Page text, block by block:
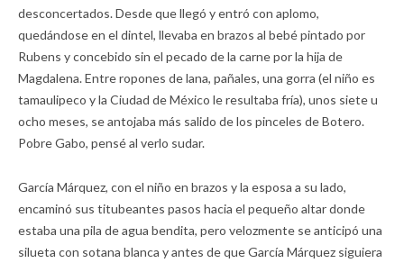
desconcertados. Desde que llegó y entró con aplomo,
quedándose en el dintel, llevaba en brazos al bebé pintado por
Rubens y concebido sin el pecado de la carne por la hija de
Magdalena. Entre ropones de lana, pañales, una gorra (el niño es
tamaulipeco y la Ciudad de México le resultaba fría), unos siete u
ocho meses, se antojaba más salido de los pinceles de Botero.
Pobre Gabo, pensé al verlo sudar.
García Márquez, con el niño en brazos y la esposa a su lado,
encaminó sus titubeantes pasos hacia el pequeño altar donde
estaba una pila de agua bendita, pero velozmente se anticipó una
silueta con sotana blanca y antes de que García Márquez siguiera